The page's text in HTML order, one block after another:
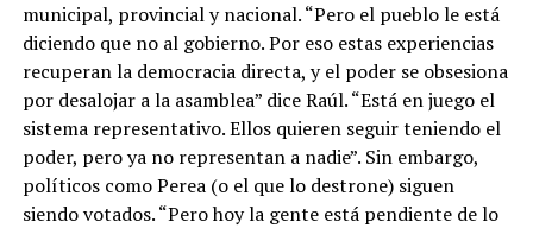
municipal, provincial y nacional. “Pero el pueblo le está
diciendo que no al gobierno. Por eso estas experiencias
recuperan la democracia directa, y el poder se obsesiona
por desalojar a la asamblea” dice Raúl. “Está en juego el
sistema representativo. Ellos quieren seguir teniendo el
poder, pero ya no representan a nadie”. Sin embargo,
políticos como Perea (o el que lo destrone) siguen
siendo votados. “Pero hoy la gente está pendiente de lo